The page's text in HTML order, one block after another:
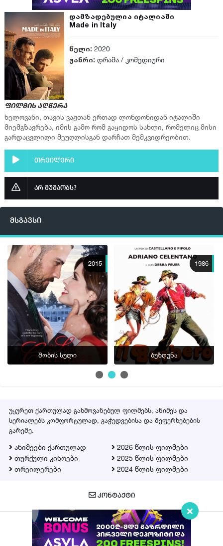
დამზადებულია იტალიაში
Made in Italy
წელი: 2020
ჟანრი: დრამა / კომედიური
ფილმის აღწერა
ხელოვანი, თავის ვაჟთან ერთად ლონდონიდან იტალიში
მიემგზავრება, იმის გამო რომ გაყიდოს სახლი, რომელიც მისი
გარდაცვლილი მეუღლისგან დარჩათ მემკვიდრეობით.
თრეილერი
არ მუშაობს?
მსგავსი
2015
შობის სული
1986
ბუზღუნა
უყურეთ ქართულად გახმოვანებულ ფილმებს, ანიმეს და
სერიალებს კომფორტულად, გაჭედვებისა და შეფერხებების
გარეშე.
ანიმეები ქართულად
თურქული კინოები
თრეილერები
2026 წლის ფილმები
2025 წლის ფილმები
2024 წლის ფილმები
ᲙᲝᲜᲢᲐᲥᲢᲘ
Qartulad.in © 2026